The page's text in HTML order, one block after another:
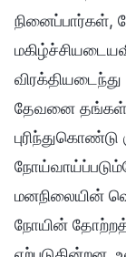
தேவனை தங்கள்
மனநிலையின்
நோயின்